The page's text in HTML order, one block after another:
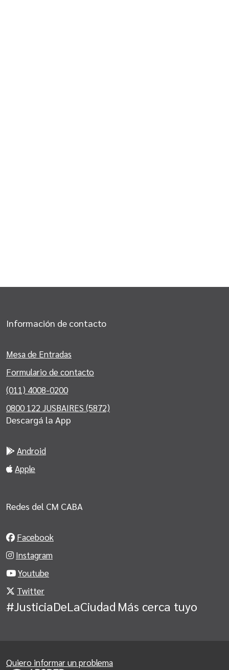
Información de contacto
Mesa de Entradas
Formulario de contacto
(011) 4008-0200
0800 122 JUSBAIRES (5872)
Descargá la App
Android
Apple
Redes del CM CABA
Facebook
Instagram
Youtube
Twitter
#JusticiaDeLaCiudad Más cerca tuyo
Quiero informar un problema